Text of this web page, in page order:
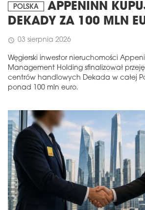
POLSKA
APPENINN
DEKADY ZA 100 MLN
schedule 03 sierpnia 2026
Węgierski inwestor nieruchomości
Management Holding sfinalizował
centrów handlowych Dekada w całej
ponad 100 mln euro.